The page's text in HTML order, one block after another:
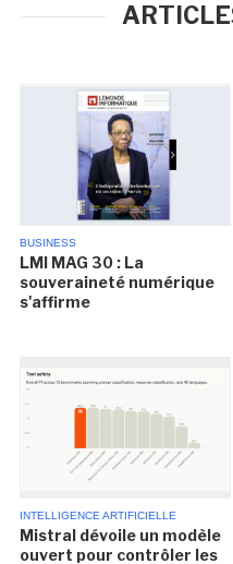
BUSINESS
LMI MAG 30 : La
souveraineté numérique
s'affirme
INTELLIGENCE ARTIFICIELLE
Mistral dévoile un modèle
ouvert pour contrôler les